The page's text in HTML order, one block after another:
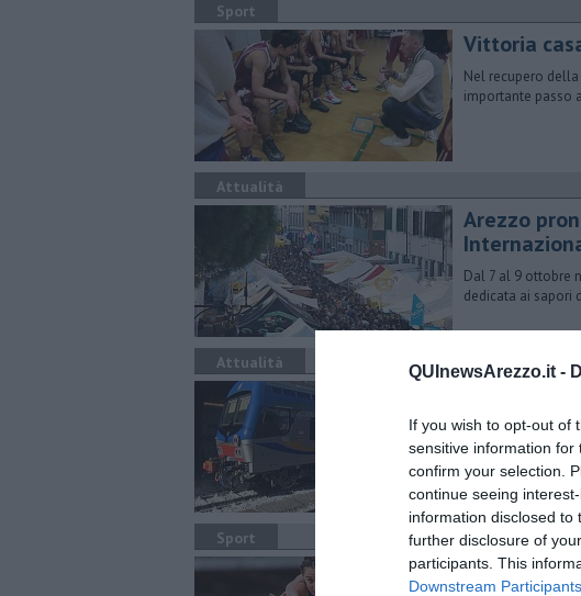
QUInewsArezzo.it -
If you wish to opt-out of
sensitive information
confirm your selection.
continue seeing
information disclosed
further disclosure of
participants. This
Downstream Participants
Sport
Vittoria
Nel recupero
importante passo
Attualità
Arezzo
Dal 7 al 9 ottobre
dedicata ai sapori
Attualità
Sono tre le linee
innescare i ristori.
Sport
Anna